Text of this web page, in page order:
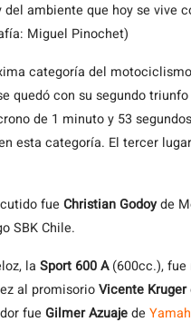
ambiente que hoy se vive
Miguel Pinochet)
categoría del
quedó con su segundo
de 1 minuto y 53
esta categoría. El tercer
fue Christian Godoyde
SBK Chile.
la Sport 600 A(600cc.), fue
al promisorioVicente Kruger
fue Gilmer Azuajede